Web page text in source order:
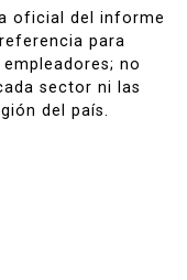
oficial del informe
para
no
sector ni las
del país.